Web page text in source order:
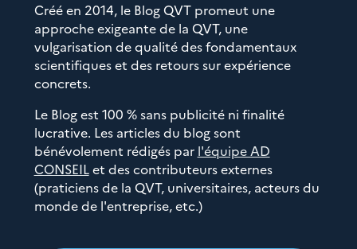
Créé en 2014, le Blog QVT promeut une
approche exigeante de la QVT, une
vulgarisation de qualité des fondamentaux
scientifiques et des retours sur expérience
concrets.
Le Blog est 100 % sans publicité ni finalité
lucrative. Les articles du blog sont
bénévolement rédigés par l'équipe AD
CONSEILet des contributeurs externes
(praticiens de la QVT, universitaires, acteurs du
monde de l'entreprise, etc.)